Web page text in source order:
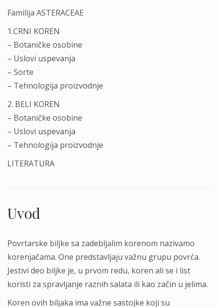
Familija ASTERACEAE
1.CRNI KOREN
– Botaničke osobine
– Uslovi uspevanja
– Sorte
– Tehnologija proizvodnje
2. BELI KOREN
– Botaničke osobine
– Uslovi uspevanja
– Tehnologija proizvodnje
LITERATURA
Uvod
Povrtarske biljke sa zadebljalim korenom nazivamo
korenjačama. One predstavljaju važnu grupu povrća.
Jestivi deo biljke je, u prvom redu, koren ali se i list
koristi za spravljanje raznih salata ili kao začin u jelima.
Koren ovih biljaka ima važne sastojke koji su